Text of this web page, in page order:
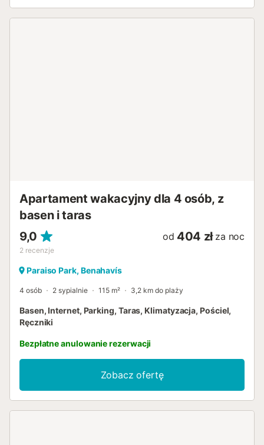
Apartament wakacyjny dla 4 osób, z
basen i taras
9,0
2 recenzje
od 404 zł za noc
Paraiso Park, Benahavís
4 osób 2 sypialnie 115 m² 3,2 km do plaży
Basen, Internet, Parking, Taras, Klimatyzacja, Pościel,
Ręczniki
Bezpłatne anulowanie rezerwacji
Zobacz ofertę